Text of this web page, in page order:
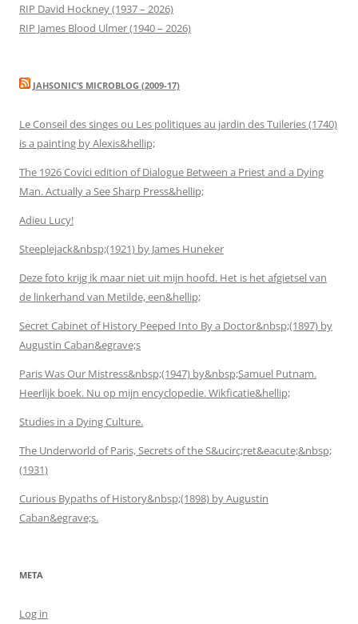
RIP David Hockney (1937 – 2026)
RIP James Blood Ulmer (1940 – 2026)
JAHSONIC’S MICROBLOG (2009-17)
Le Conseil des singes ou Les politiques au jardin des Tuileries (1740)
is a painting by Alexis&hellip;
The 1926 Covici edition of Dialogue Between a Priest and a Dying
Man. Actually a See Sharp Press&hellip;
Adieu Lucy!
Steeplejack&nbsp;(1921) by James Huneker
Deze foto krijg ik maar niet uit mijn hoofd. Het is het afgietsel van
de linkerhand van Metilde, een&hellip;
Secret Cabinet of History Peeped Into By a Doctor&nbsp;(1897) by
Augustin Caban&egrave;s
Paris Was Our Mistress&nbsp;(1947) by&nbsp;Samuel Putnam.
Heerlijk boek. Nu op mijn encyclopedie. Wikficatie&hellip;
Studies in a Dying Culture.
The Underworld of Paris, Secrets of the S&ucirc;ret&eacute;&nbsp;
(1931)
Curious Bypaths of History&nbsp;(1898) by Augustin
Caban&egrave;s.
META
Log in